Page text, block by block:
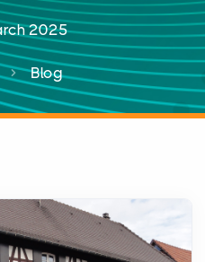
2025
Blog